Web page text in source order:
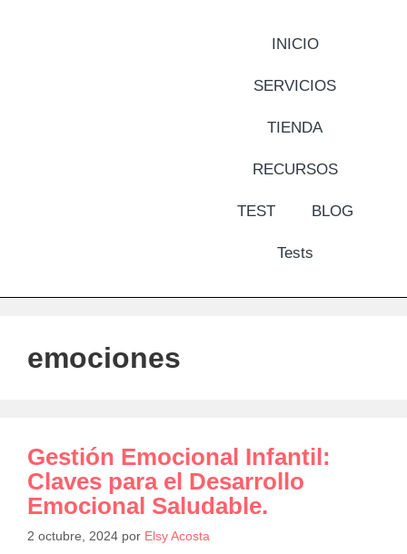
INICIO
SERVICIOS
TIENDA
RECURSOS
TEST BLOG
Tests
emociones
Gestión Emocional Infantil:
Claves para el Desarrollo
Emocional Saludable.
2 octubre, 2024 por Elsy Acosta